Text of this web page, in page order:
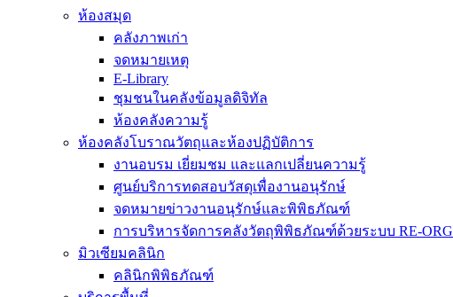
ห้องสมุด
คลังภาพเก่า
จดหมายเหตุ
E-Library
ชุมชนในคลังข้อมูลดิจิทัล
ห้องคลังความรู้
ห้องคลังโบราณวัตถุและห้องปฏิบัติการ
งานอบรม เยี่ยมชม และแลกเปลี่ยนความรู้
ศูนย์บริการทดสอบวัสดุเพื่องานอนุรักษ์
จดหมายข่าวงานอนุรักษ์และพิพิธภัณฑ์
การบริหารจัดการคลังวัตถุพิพิธภัณฑ์ด้วยระบบ RE-ORG
มิวเซียมคลินิก
คลินิกพิพิธภัณฑ์